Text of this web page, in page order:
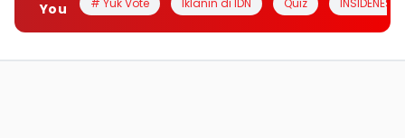
You
# Yuk Vote Iklanin di IDN Quiz INSIDENESIA